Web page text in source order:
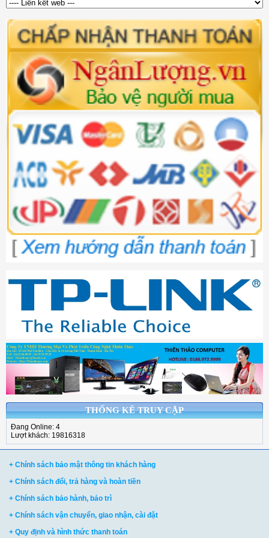
THỐNG KÊ TRUY CẬP
Đang Online: 4
Lượt khách: 19816318
+ Chính sách bảo mật thông tin khách hàng
+ Chính sách đổi, trả hàng và hoàn tiền
+ Chính sách bảo hành, bảo trì
+ Chính sách vận chuyển, giao nhận, cài đặt
+ Quy định và hình thức thanh toán